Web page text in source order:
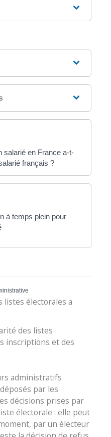
salarié en France a-t-
français ?
à temps plein pour
listes électorales a
des listes
inscriptions et des
administratifs
par les
décisions prises par
électorale : elle peut
par un électeur